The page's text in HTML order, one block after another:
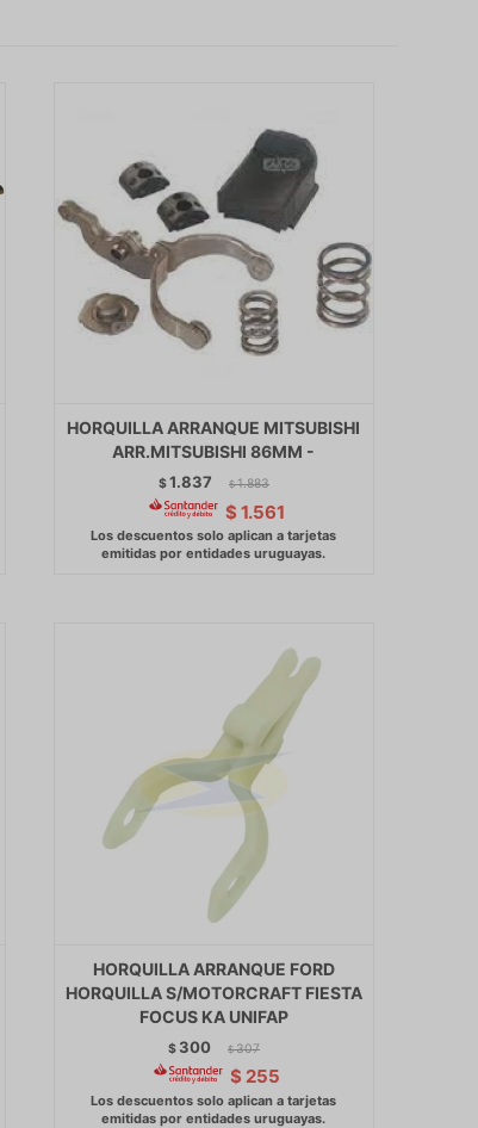
HORQUILLA ARRANQUE MITSUBISHI
ARR.MITSUBISHI 86MM -
$1.837 $ 1.883
$ 1.561
HORQUILLA ARRANQUE FORD
HORQUILLA S/MOTORCRAFT FIESTA
FOCUS KA UNIFAP
$ 300 $ 307
$ 255